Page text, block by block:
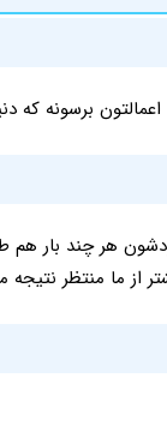
برسونه که
خودشون هر چند بار
از ما منتظر